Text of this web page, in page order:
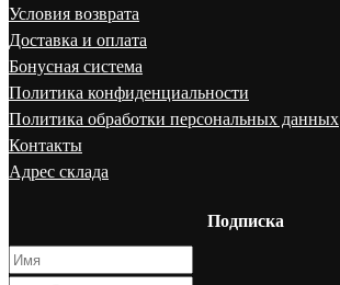
Условия возврата
Доставка и оплата
Бонусная система
Политика конфиденциальности
Политика обработки персональных данных
Контакты
Адрес склада
Подписка